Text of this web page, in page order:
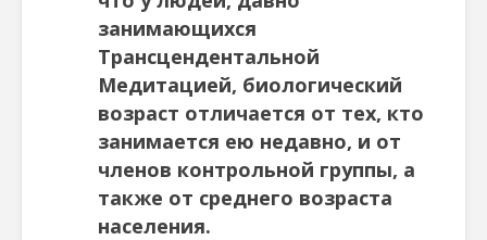
занимающихся
Трансцендентальной
Медитацией, биологический
возраст отличается от тех, кто
занимается ею недавно, и от
членов контрольной группы, а
также от среднего возраста
населения.